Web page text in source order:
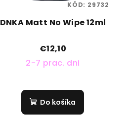
DNKA Matt No Wipe 12ml
€12,10
2-7 prac. dni
Do košíka
KÓD: 29732